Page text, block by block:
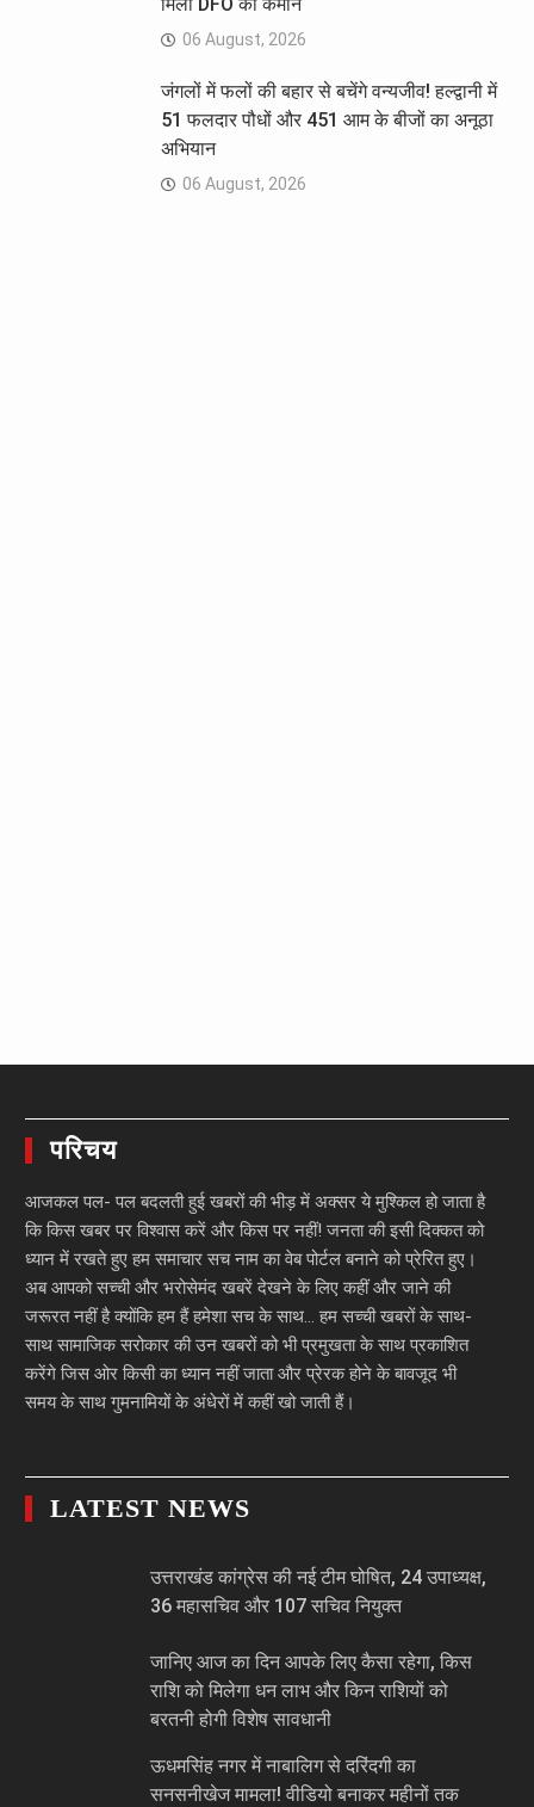
06 August, 2026
जंगलों में फलों की बहार से बचेंगे वन्यजीव! हल्द्वानी में
51 फलदार पौधों और 451 आम के बीजों का अनूठा
अभियान
06 August, 2026
परिचय
आजकल पल- पल बदलती हुई खबरों की भीड़ में अक्सर ये मुश्किल हो जाता है
कि किस खबर पर विश्वास करें और किस पर नहीं! जनता की इसी दिक्कत को
ध्यान में रखते हुए हम समाचार सच नाम का वेब पोर्टल बनाने को प्रेरित हुए।
अब आपको सच्ची और भरोसेमंद खबरें देखने के लिए कहीं और जाने की
जरूरत नहीं है क्योंकि हम हैं हमेशा सच के साथ… हम सच्ची खबरों के साथ-
साथ सामाजिक सरोकार की उन खबरों को भी प्रमुखता के साथ प्रकाशित
करेंगे जिस ओर किसी का ध्यान नहीं जाता और प्रेरक होने के बावजूद भी
समय के साथ गुमनामियों के अंधेरों में कहीं खो जाती हैं।
LATEST NEWS
उत्तराखंड कांग्रेस की नई टीम घोषित, 24 उपाध्यक्ष,
36 महासचिव और 107 सचिव नियुक्त
जानिए आज का दिन आपके लिए कैसा रहेगा, किस
राशि को मिलेगा धन लाभ और किन राशियों को
बरतनी होगी विशेष सावधानी
ऊधमसिंह नगर में नाबालिग से दरिंदगी का
सनसनीखेज मामला! वीडियो बनाकर महीनों तक